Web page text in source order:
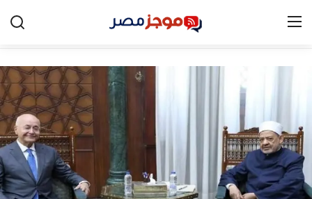
الخليج
العالم